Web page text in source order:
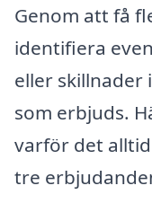
Genom att få
identifiera
eller
som erbjuds.
varför det
tre